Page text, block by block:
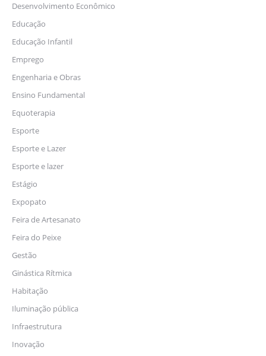
Desenvolvimento Econômico
Educação
Educação Infantil
Emprego
Engenharia e Obras
Ensino Fundamental
Equoterapia
Esporte
Esporte e Lazer
Esporte e lazer
Estágio
Expopato
Feira de Artesanato
Feira do Peixe
Gestão
Ginástica Rítmica
Habitação
Iluminação pública
Infraestrutura
Inovação